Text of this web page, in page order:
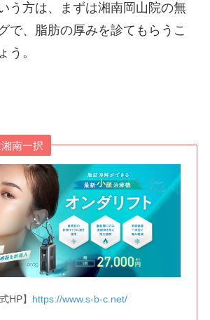
う方は、まずは湘南岡山院の無
で、脂肪の厚みを診てもらうこ
う。
南一択
HP】 https://www.s-b-c.net/